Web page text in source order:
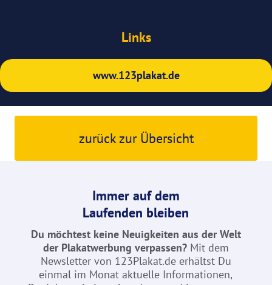
Links
www.123plakat.de
zurück zur Übersicht
Immer auf dem
Laufenden bleiben
Du möchtest keine Neuigkeiten aus der Welt
der Plakatwerbung verpassen?Mit dem
Newsletter von 123Plakat.de erhältst Du
einmal im Monat aktuelle Informationen,